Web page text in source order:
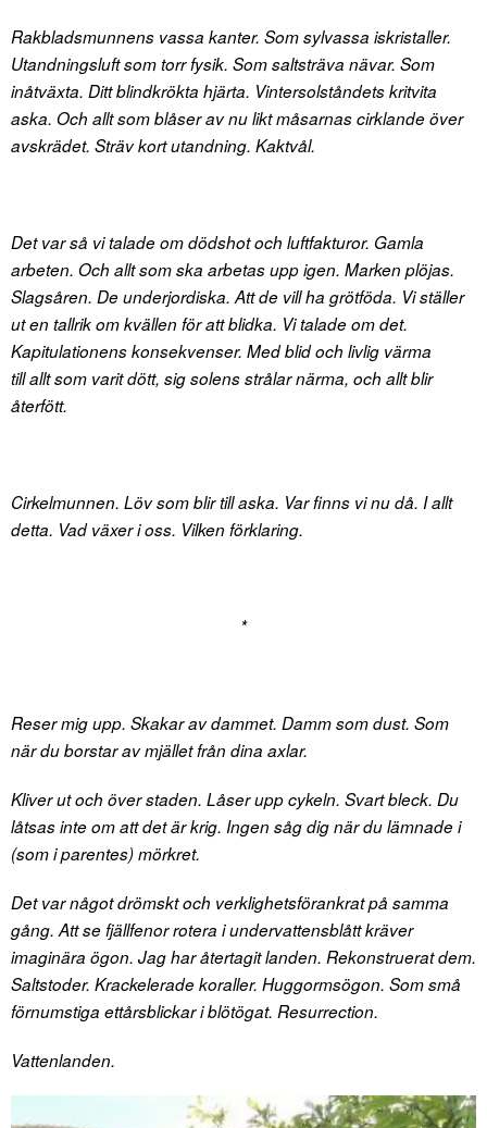
Rakbladsmunnens vassa kanter. Som sylvassa iskristaller.
Utandningsluft som torr fysik. Som saltsträva nävar. Som
inåtväxta. Ditt blindkrökta hjärta. Vintersolståndets kritvita
aska. Och allt som blåser av nu likt måsarnas cirklande över
avskrädet. Sträv kort utandning. Kaktvål.
Det var så vi talade om dödshot och luftfakturor. Gamla
arbeten. Och allt som ska arbetas upp igen. Marken plöjas.
Slagsåren. De underjordiska. Att de vill ha grötföda. Vi ställer
ut en tallrik om kvällen för att blidka. Vi talade om det.
Kapitulationens konsekvenser. Med blid och livlig värma
till allt som varit dött, sig solens strålar närma, och allt blir
återfött.
Cirkelmunnen. Löv som blir till aska. Var finns vi nu då. I allt
detta. Vad växer i oss. Vilken förklaring.
*
Reser mig upp. Skakar av dammet. Damm som dust. Som
när du borstar av mjället från dina axlar.
Kliver ut och över staden. Låser upp cykeln. Svart bleck. Du
låtsas inte om att det är krig. Ingen såg dig när du lämnade i
(som i parentes) mörkret.
Det var något drömskt och verklighetsförankrat på samma
gång. Att se fjällfenor rotera i undervattensblått kräver
imaginära ögon. Jag har återtagit landen. Rekonstruerat dem.
Saltstoder. Krackelerade koraller. Huggormsögon. Som små
förnumstiga ettårsblickar i blötögat. Resurrection.
Vattenlanden.